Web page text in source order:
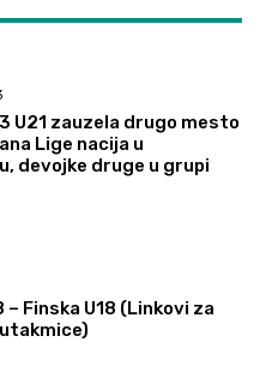
U21 zauzela drugo mesto
Lige nacija u
devojke druge u grupi
– Finska U18 (Linkovi za